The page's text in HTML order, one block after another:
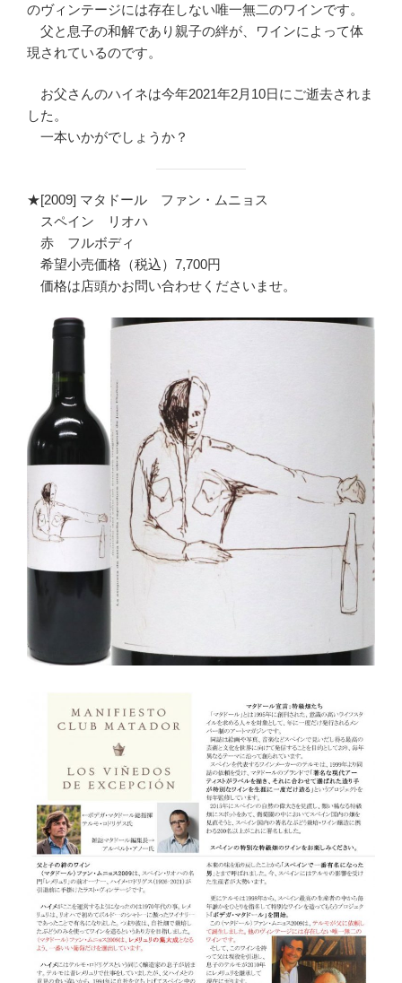
のヴィンテージには存在しない唯一無二のワインです。
父と息子の和解であり親子の絆が、ワインによって体
現されているのです。
お父さんのハイネは今年2021年2月10日にご逝去されま
した。
一本いかがでしょうか？
★[2009] マタドール ファン・ムニョス
スペイン リオハ
赤 フルボディ
希望小売価格（税込）7,700円
価格は店頭かお問い合わせくださいませ。